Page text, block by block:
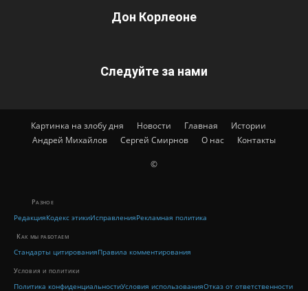
Дон Корлеоне
Следуйте за нами
Картинка на злобу дня Новости Главная
Истории
Андрей Михайлов
Сергей Смирнов О нас Контакты
©
Разное
РедакцияКодекс этикиИсправленияРекламная политика
Как мы работаем
Стандарты цитированияПравила комментирования
Условия и политики
Политика конфиденциальностиУсловия использованияОтказ от ответственности